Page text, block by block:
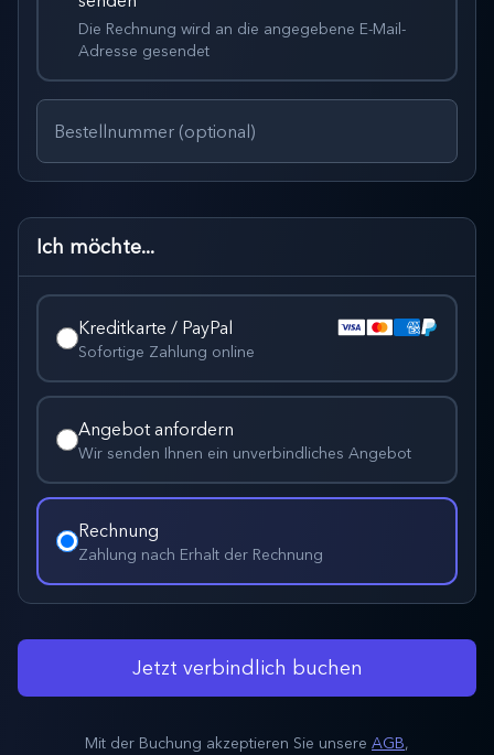
Die Rechnung wird an die angegebene E-Mail-
Adresse gesendet
Bestellnummer (optional)
Ich möchte...
Kreditkarte / PayPal
Sofortige Zahlung online
Angebot anfordern
Wir senden Ihnen ein unverbindliches Angebot
Rechnung
Zahlung nach Erhalt der Rechnung
Jetzt verbindlich buchen
Mit der Buchung akzeptieren Sie unsere AGB,